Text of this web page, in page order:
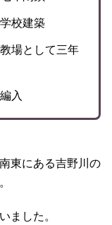
校建築
場として三年
入
東にある吉野川の
ました。